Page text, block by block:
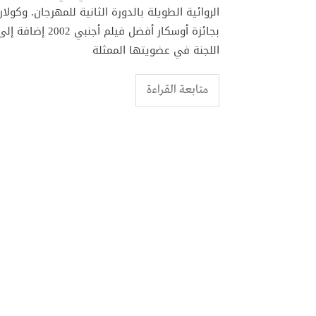
الروائية الطويلة بالدورة الثانية للمهرجان.
بجائزة
اللجنة في عضويتها الممثلة
متابعة القراءة